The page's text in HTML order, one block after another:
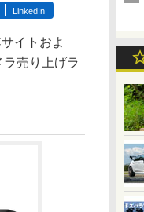
LinkedIn
イトおよ
売り上げラ